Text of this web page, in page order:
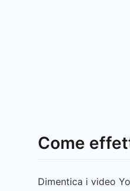
Come
Dimentica i video